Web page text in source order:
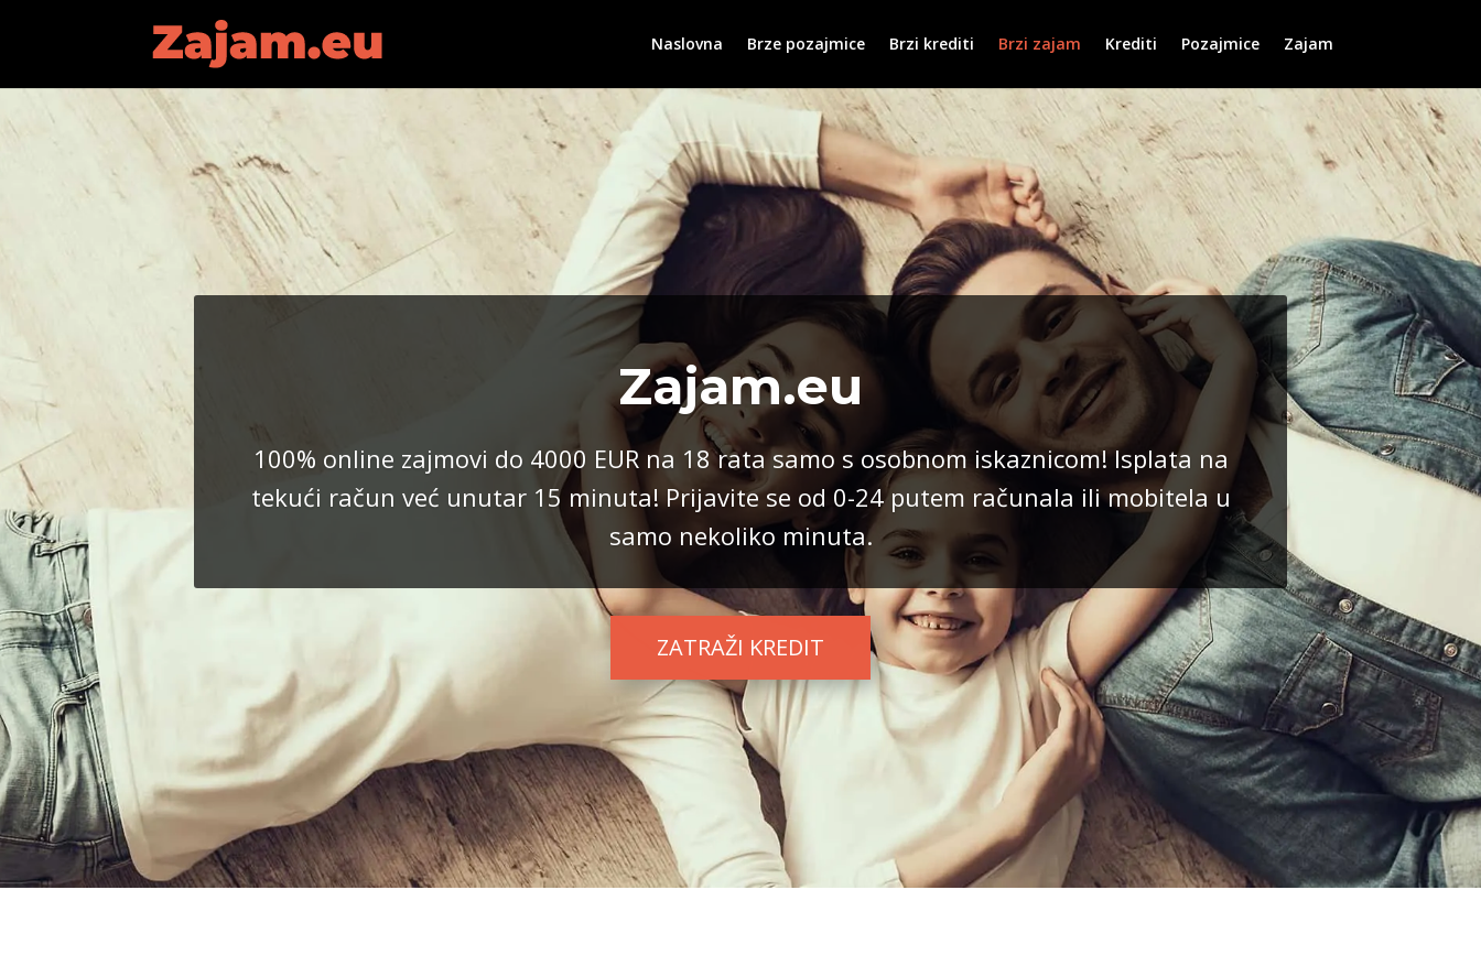
Naslovna Brze pozajmice Brzi krediti Brzi zajam Krediti Pozajmice Zajam
Zajam.eu
100% online zajmovi do 4000 EUR na 18 rata samo s osobnom iskaznicom! Isplata na
tekući račun već unutar 15 minuta! Prijavite se od 0-24 putem računala ili mobitela u
samo nekoliko minuta.
ZATRAŽI KREDIT